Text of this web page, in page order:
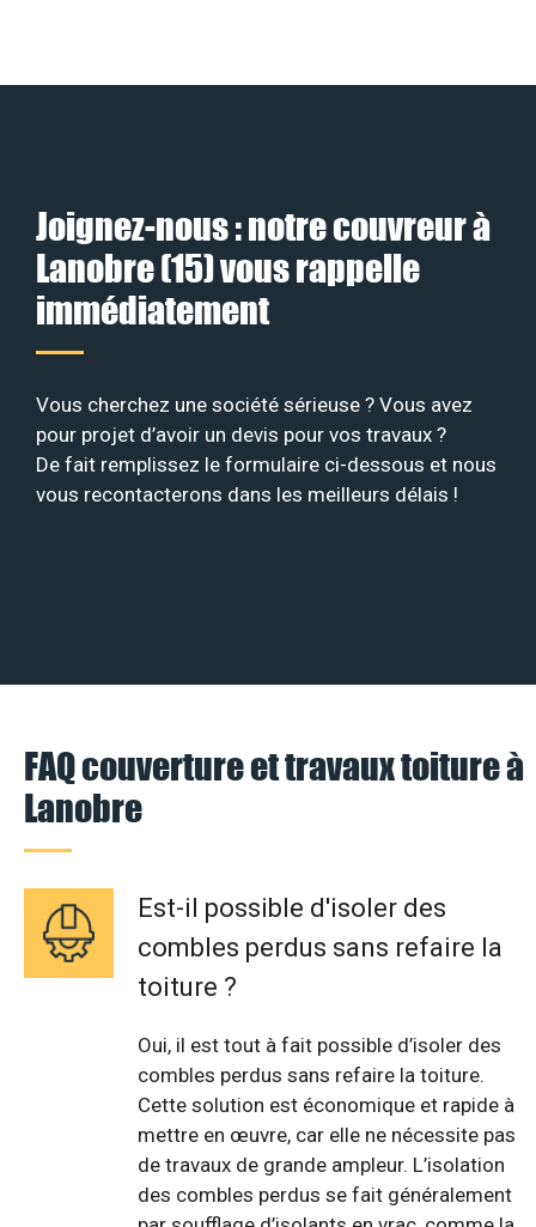
Joignez-nous : notre couvreur à
Lanobre (15) vous rappelle
immédiatement
Vous cherchez une société sérieuse ? Vous avez
pour projet d’avoir un devis pour vos travaux ?
De fait remplissez le formulaire ci-dessous et nous
vous recontacterons dans les meilleurs délais !
FAQ couverture et travaux toiture à
Lanobre
Est-il possible d'isoler des
combles perdus sans refaire la
toiture ?
Oui, il est tout à fait possible d’isoler des
combles perdus sans refaire la toiture.
Cette solution est économique et rapide à
mettre en œuvre, car elle ne nécessite pas
de travaux de grande ampleur. L’isolation
des combles perdus se fait généralement